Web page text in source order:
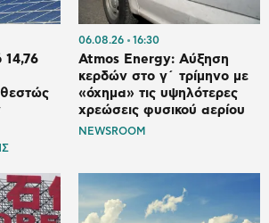
14,76
06.08.26 16:30
Atmos Energy: Αύξηση
κερδών στο γ΄ τρίμηνο με
«όχημα» τις υψηλότερες
χρεώσεις φυσικού αερίου
NEWSROOM